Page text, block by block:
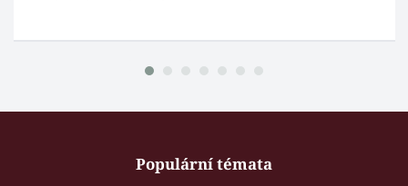
Populární témata